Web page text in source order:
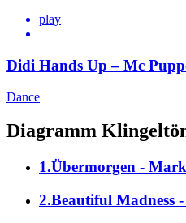
play
Didi Hands Up – Mc
Dance
Diagramm
1.Übermorgen -
2.Beautiful Madness